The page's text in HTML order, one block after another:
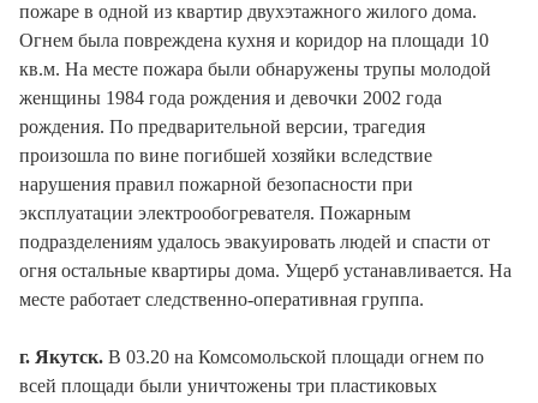
пожаре в одной из квартир двухэтажного жилого дома.
Огнем была повреждена кухня и коридор на площади 10
кв.м. На месте пожара были обнаружены трупы молодой
женщины 1984 года рождения и девочки 2002 года
рождения. По предварительной версии, трагедия
произошла по вине погибшей хозяйки вследствие
нарушения правил пожарной безопасности при
эксплуатации электрообогревателя. Пожарным
подразделениям удалось эвакуировать людей и спасти от
огня остальные квартиры дома. Ущерб устанавливается. На
месте работает следственно-оперативная группа.
г. Якутск. В 03.20 на Комсомольской площади огнем по
всей площади были уничтожены три пластиковых